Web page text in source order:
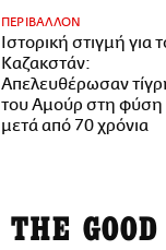
ΠΕΡΙΒΑΛΛΟΝ
Ιστορική στιγμή για
Καζακστάν:
Απελευθέρωσαν
του Αμούρ στη φύση
μετά από 70 χρόνια
THE